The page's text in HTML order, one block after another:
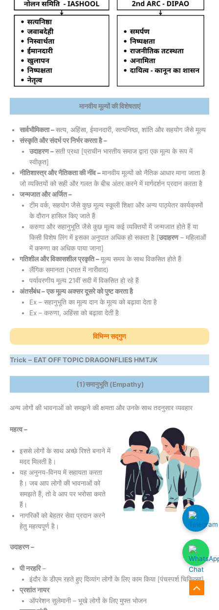
मानवीय मूल्यों की विशेषताएं
सार्वभौमिकता –सत्य, अहिंसा, ईमानदारी, सत्यनिष्ठा, शांति और सहयोग जैसे मूल्य
संस्कृति और संदर्भ पर निर्भर करता है –
उदाहरण –सती प्रथा [प्राचीन भारतीय समाज द्वारा एक मूल्य के रूप में
स्वीकृत]
नीतिशास्त्र और नैतिकता की नींव –मानवीय मूल्यों को नैतिक आधार माना जाता है
जो व्यक्तियों को सही और गलत के बीच अंतर करने में मार्गदर्शन प्रदान करता है
जन्मजात और अर्जित –
टीम वर्क, सहयोग जैसे कुछ मूल्य स्कूली शिक्षा और अन्य पाठ्येतर कार्यक्रमों
के दौरान हासिल किए जाते हैं
करुणा और सहानुभूति जैसे कुछ मूल्य कई व्यक्तियों में जन्मजात होते हैं या
किसी विशेष लिंग में इसका अनुपात अधिक हो सकता है [उदाहरण– महिलाओं
में करुणा का अधिक पाया जाना]
गतिशील और विकासशील प्रकृति –मूल्य समय के साथ विकसित होते हैं
लैंगिक समानता (भारत में नारीवाद)
पर्यावरणीय मूल्य 21वीं सदी में विकसित हो रहे हैं
अंतर्संबंध – एक मूल्य अक्सर दूसरे को पुष्ट करता है
Ex – सहानुभूति का मूल्य दान के मूल्य को बढ़ावा देता है
Ex – करुणा, अहिंसा को बढ़ावा देती है
विभिन्न सद्गुण
Trick – EAT OFF TOPIC DRAGONFLIES HMTJK
(1)समानुभूति (Empathy)
अन्य लोगों की भावनाओं को समझने की क्षमता और उनके साथ तदनुसार व्यवहार
महत्व –
इससे लोगों के साथ अच्छे रिश्ते बनाने में
मदद मिलती है।
यह अनुनय-विनय में सहायता करता
है। जब आप लोगों की भावनाओं को
समझते हैं, तो वे आप पर भरोसा करते
हैं।
नागरिकों को बेहतर सेवा प्रदान करने
हेतु महत्वपूर्ण है।
उदाहरण –
पी नरहरि–
इंदौर के डीएम रहते हुए दिव्यांग लोगों के लिए काम किया [पंचस्पर्श चिकित्सा]
प्रशांत नायर
ऑपरेशन सुलेमानी – भूखे लोगों के लिए मुफ्त भोजन
Scroll